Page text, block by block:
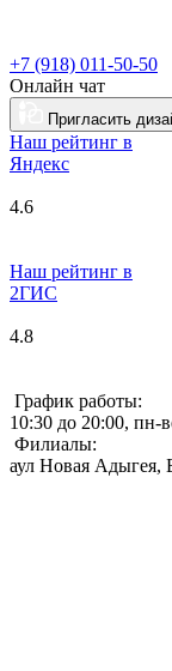
+7 (918) 011-50-50
Онлайн чат
Пригласить
Наш рейтинг в
Яндекс
4.6
Наш рейтинг в
2ГИС
4.8
График работы:
10:30 до 20:00, пн-
Филиалы:
аул Новая Адыгея,